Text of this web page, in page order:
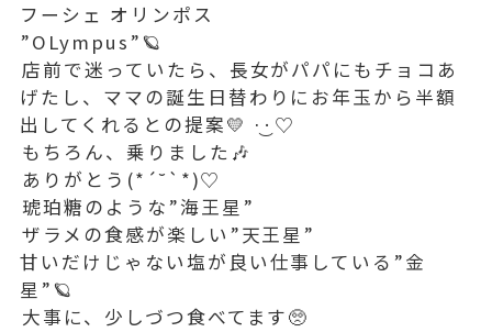
フーシェ オリンポス
”OLympus”🪐⁡
⁡店前で迷っていたら、長女がパパにもチョコあ
げたし、ママの誕生日替わりにお年玉から半額
出してくれるとの提案💛‪ ·͜·♡‬⁡
⁡もちろん、乗りました🎶⁡
⁡ありがとう(*´˘`*)♡⁡
⁡琥珀糖のような”海王星”⁡
⁡ザラメの食感が楽しい”天王星”⁡
甘いだけじゃない塩が良い仕事している”金
星”🪐⁡⁡
⁡大事に、少しづつ食べてます🥺